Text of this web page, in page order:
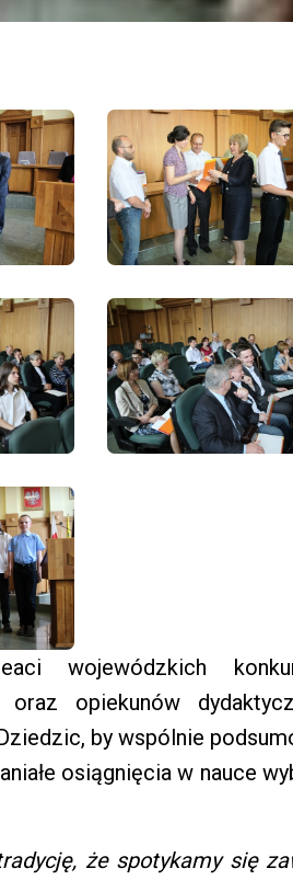
wojewódzkich
opiekunów
by wspólnie
osiągnięcia w nauce
że spotykamy się